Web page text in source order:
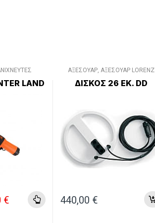
QUEST,
LAND
price was: 110,00 €.
€ Current price is: 100,00 €.
ΑΞΕΣΟΥΑΡ, ΑΞΕΣΟΥΑΡ LORENZ
ΔΊΣΚΟΣ 26 ΕΚ. DD
440,00 €